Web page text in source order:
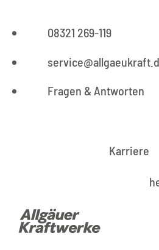
08321 269-119
Fragen & Antworten
Karriere